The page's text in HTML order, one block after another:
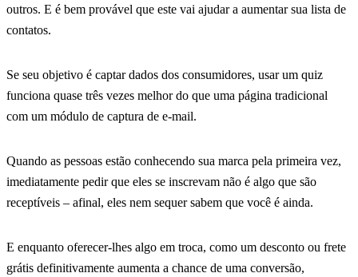
outros. E é bem provável que este vai ajudar a aumentar sua lista de
contatos.
Se seu objetivo é captar dados dos consumidores, usar um quiz
funciona quase três vezes melhor do que uma página tradicional
com um módulo de captura de e-mail.
Quando as pessoas estão conhecendo sua marca pela primeira vez,
imediatamente pedir que eles se inscrevam não é algo que são
receptíveis – afinal, eles nem sequer sabem que você é ainda.
E enquanto oferecer-lhes algo em troca, como um desconto ou frete
grátis definitivamente aumenta a chance de uma conversão,